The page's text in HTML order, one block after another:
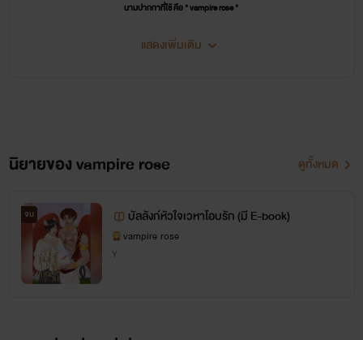
นามปากกาที่ใช้ คือ " vampire rose "
ชอบผลงานของไรท์ ติดตามและพูดคุยกันกับไรท์ได้นะคะ
รักนะคะ
************
แสดงเพิ่มเติม
นิยายของ vampire rose ดูทั้งหมด
จบ บัลลังก์หัวใจเวหาโอบรัก (มี E-book)
vampire rose
Y